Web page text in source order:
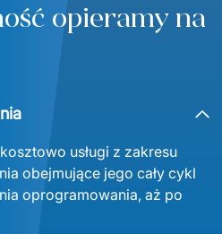
opieramy na
kosztowo usługi z zakresu
obejmujące jego cały cykl
ia oprogramowania, aż